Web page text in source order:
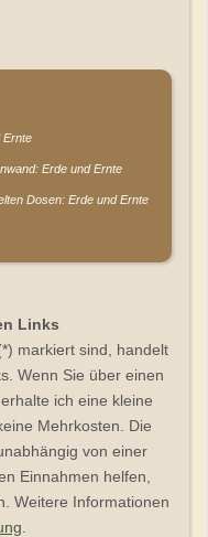
Ernte
Erde und Ernte
Dosen: Erde und Ernte
Links
markiert sind, handelt
Wenn Sie über einen
ich eine kleine
Mehrkosten. Die
von einer
Einnahmen helfen,
Weitere Informationen